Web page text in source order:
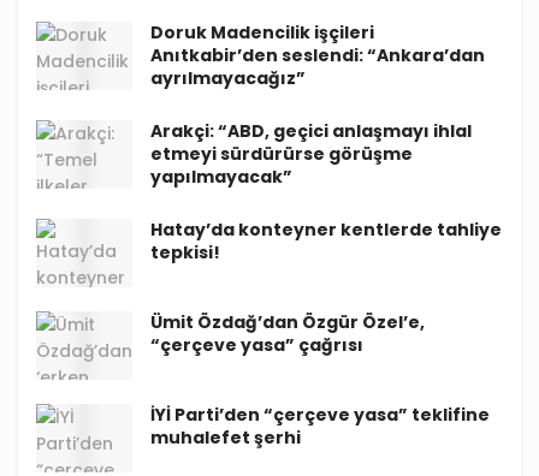
Doruk Madencilik işçileri
Anıtkabir’den seslendi: “Ankara’dan
ayrılmayacağız”
Arakçi: “ABD, geçici anlaşmayı ihlal
etmeyi sürdürürse görüşme
yapılmayacak”
Hatay’da konteyner kentlerde tahliye
tepkisi!
Ümit Özdağ’dan Özgür Özel’e,
“çerçeve yasa” çağrısı
İYİ Parti’den “çerçeve yasa” teklifine
muhalefet şerhi